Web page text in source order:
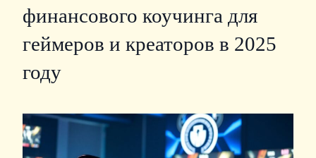
финансового коучинга для
геймеров и креаторов в 2025
году